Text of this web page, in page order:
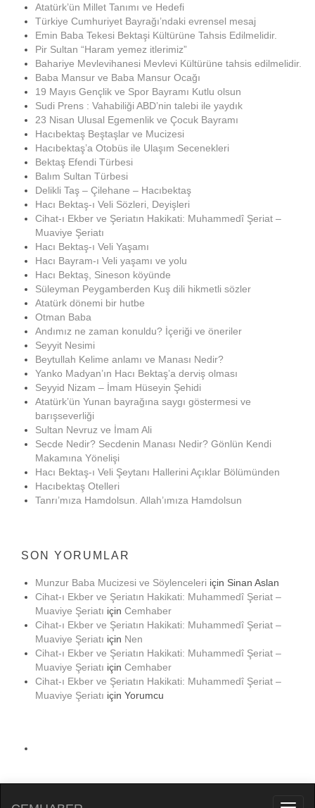
Atatürk’ün Millet Tanımı ve Hedefi
Türkiye Cumhuriyet Bayrağı’ndaki evrensel mesaj
Emin Baba Tekesi Bektaşi Kültürüne Tahsis Edilmelidir.
Pir Sultan “Haram yemez itlerimiz”
Bahariye Mevlevihanesi Mevlevi Kültürüne tahsis edilmelidir.
Baba Mansur ve Baba Mansur Ocağı
19 Mayıs Gençlik ve Spor Bayramı Kutlu olsun
Sudi Prens : Vahabiliği ABD’nin talebi ile yaydık
23 Nisan Ulusal Egemenlik ve Çocuk Bayramı
Hacıbektaş Beştaşlar ve Mucizesi
Hacıbektaş’a Otobüs ile Ulaşım Secenekleri
Bektaş Efendi Türbesi
Balım Sultan Türbesi
Delikli Taş – Çilehane – Hacıbektaş
Hacı Bektaş-ı Veli Sözleri, Deyişleri
Cihat-ı Ekber ve Şeriatın Hakikati: Muhammedî Şeriat –
Muaviye Şeriatı
Hacı Bektaş-ı Veli Yaşamı
Hacı Bayram-ı Veli yaşamı ve yolu
Hacı Bektaş, Sineson köyünde
Süleyman Peygamberden Kuş dili hikmetli sözler
Atatürk dönemi bir hutbe
Otman Baba
Andımız ne zaman konuldu? İçeriği ve öneriler
Seyyit Nesimi
Beytullah Kelime anlamı ve Manası Nedir?
Yanko Madyan’ın Hacı Bektaş’a derviş olması
Seyyid Nizam – İmam Hüseyin Şehidi
Atatürk’ün Yunan bayrağına saygı göstermesi ve
barışseverliği
Sultan Nevruz ve İmam Ali
Secde Nedir? Secdenin Manası Nedir? Gönlün Kendi
Makamına Yönelişi
Hacı Bektaş-ı Veli Şeytanı Hallerini Açıklar Bölümünden
Hacıbektaş Otelleri
Tanrı’mıza Hamdolsun. Allah’ımıza Hamdolsun
SON YORUMLAR
Munzur Baba Mucizesi ve Söylenceleri için Sinan Aslan
Cihat-ı Ekber ve Şeriatın Hakikati: Muhammedî Şeriat –
Muaviye Şeriatı için Cemhaber
Cihat-ı Ekber ve Şeriatın Hakikati: Muhammedî Şeriat –
Muaviye Şeriatı için Nen
Cihat-ı Ekber ve Şeriatın Hakikati: Muhammedî Şeriat –
Muaviye Şeriatı için Cemhaber
Cihat-ı Ekber ve Şeriatın Hakikati: Muhammedî Şeriat –
Muaviye Şeriatı için Yorumcu